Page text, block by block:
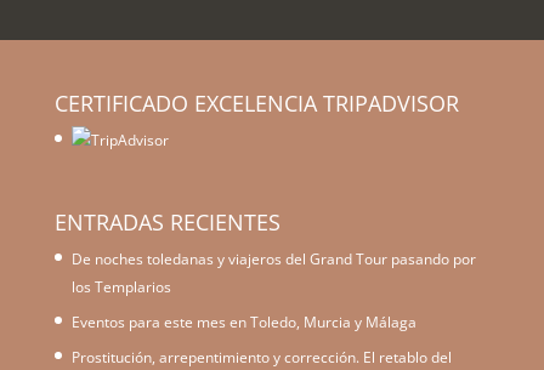
CERTIFICADO EXCELENCIA TRIPADVISOR
ENTRADAS RECIENTES
De noches toledanas y viajeros del Grand Tour pasando por
los Templarios
Eventos para este mes en Toledo, Murcia y Málaga
Prostitución, arrepentimiento y corrección. El retablo del